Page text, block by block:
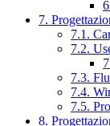
7.
7.1.
7.2.
7.3.
7.4.
7.5.
8.